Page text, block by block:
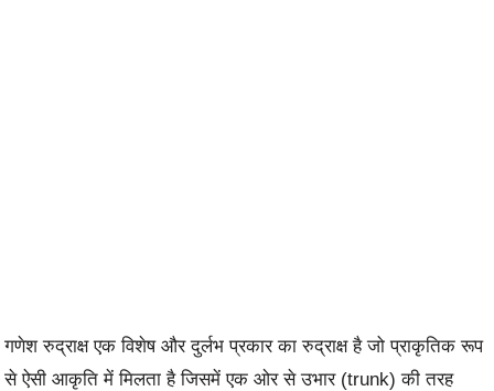
गणेश रुद्राक्ष एक विशेष और दुर्लभ प्रकार का रुद्राक्ष है जो प्राकृतिक रूप
से ऐसी आकृति में मिलता है जिसमें एक ओर से उभार (trunk) की तरह